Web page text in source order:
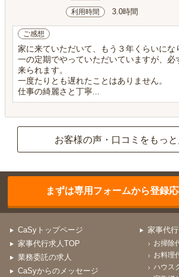
利用時間 3.0時間
ご感想
家に来ていただいて、もう３年くらいにな
一の定期でやっていただいていますが、必
来られます。
一度たりとも遅れたことはありません。
仕事の綺麗さと丁寧...
お客様の声・口コミをもっと
まずは専用フォームから登録
CaSyトップページ
家事代行求人TOP
業務委託の求人
CaSyからのメッセージ
家事代
お掃除
お料理
ハウス